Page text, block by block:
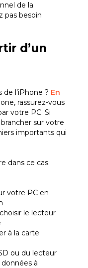
de la
pas besoin
d’un
l’iPhone ? En
rassurez-vous
votre PC. Si
brancher sur votre
importants qui
dans ce cas.
votre PC en
le lecteur
à la carte
ou du lecteur
à